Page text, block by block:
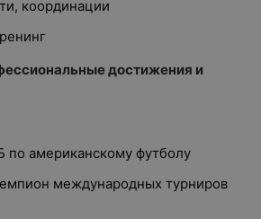
координации
достижения и
по американскому футболу
международных турниров